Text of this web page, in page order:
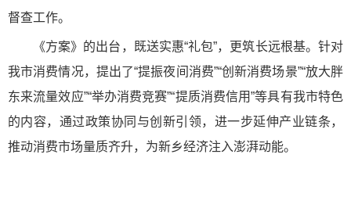
督查工作。
《方案》的出台，既送实惠“礼包”，更筑长远根基。针对
我市消费情况，提出了“提振夜间消费”“创新消费场景”“放大胖
东来流量效应”“举办消费竞赛”“提质消费信用”等具有我市特色
的内容，通过政策协同与创新引领，进一步延伸产业链条，
推动消费市场量质齐升，为新乡经济注入澎湃动能。